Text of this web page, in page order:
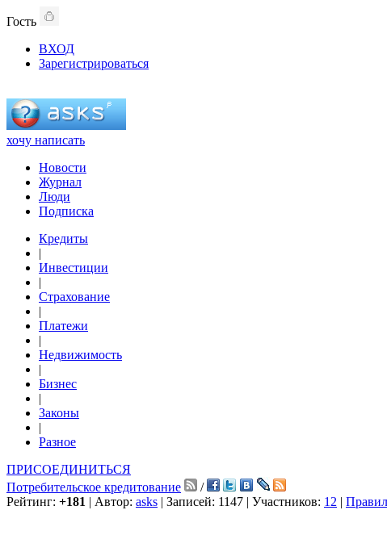
Гость
ВХОД
Зарегистрироваться
хочу написать
Новости
Журнал
Люди
Подписка
Кредиты
|
Инвестиции
|
Страхование
|
Платежи
|
Недвижимость
|
Бизнес
|
Законы
|
Разное
ПРИСОЕДИНИТЬСЯ
Потребительское кредитование
/
Рейтинг: +181 | Автор: asks | Записей: 1147 | Участников: 12 |